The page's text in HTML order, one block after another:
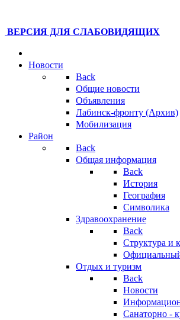
ВЕРСИЯ ДЛЯ СЛАБОВИДЯЩИХ
Новости
Back
Общие новости
Объявления
Лабинск-фронту (Архив)
Мобилизация
Район
Back
Общая информация
Back
История
География
Символика
Здравоохранение
Back
Структура и
Отдых и туризм
Back
Новости
Санаторно -